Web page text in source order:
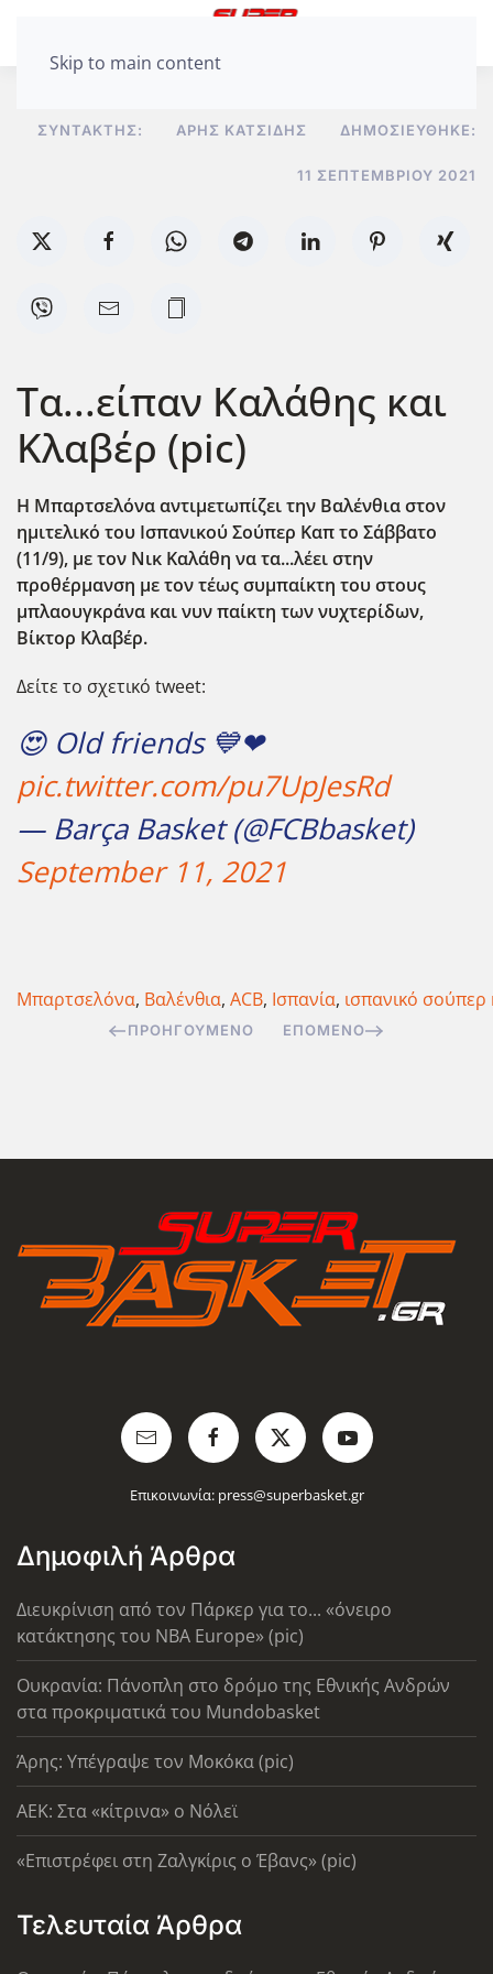
Skip to main content
ΣΥΝΤΆΚΤΗΣ: ΆΡΗΣ ΚΑΤΣΊΔΗΣ ΔΗΜΟΣΙΕΎΘΗΚΕ:
11 ΣΕΠΤΕΜΒΡΊΟΥ 2021
Τα...είπαν Καλάθης και
Κλαβέρ (pic)
Η Μπαρτσελόνα αντιμετωπίζει την Βαλένθια στον
ημιτελικό του Ισπανικού Σούπερ Καπ το Σάββατο
(11/9), με τον Νικ Καλάθη να τα...λέει στην
προθέρμανση με τον τέως συμπαίκτη του στους
μπλαουγκράνα και νυν παίκτη των νυχτερίδων,
Βίκτορ Κλαβέρ.
Δείτε το σχετικό tweet:
😍 Old friends 💙❤
pic.twitter.com/pu7UpJesRd
— Barça Basket (@FCBbasket)
September 11, 2021
Μπαρτσελόνα, Βαλένθια, ACB, Ισπανία, ισπανικό σούπερ
ΠΡΟΗΓΟΎΜΕΝΟ ΕΠΌΜΕΝΟ
Επικοινωνία: press@superbasket.gr
Δημοφιλή Άρθρα
Διευκρίνιση από τον Πάρκερ για το... «όνειρο
κατάκτησης του ΝΒΑ Europe» (pic)
Ουκρανία: Πάνοπλη στο δρόμο της Εθνικής Ανδρών
στα προκριματικά του Mundobasket
Άρης: Υπέγραψε τον Μοκόκα (pic)
AEK: Στα «κίτρινα» ο Νόλεϊ
«Επιστρέφει στη Ζαλγκίρις ο Έβανς» (pic)
Τελευταία Άρθρα